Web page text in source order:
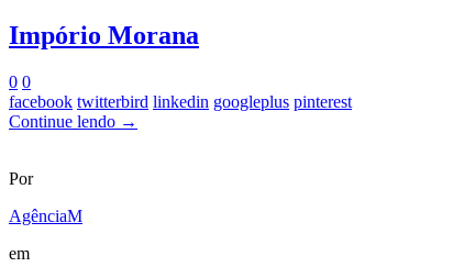
Impório Morana
0 0
facebook twitterbird linkedin googleplus pinterest
Continue lendo →
Por
AgênciaM
em